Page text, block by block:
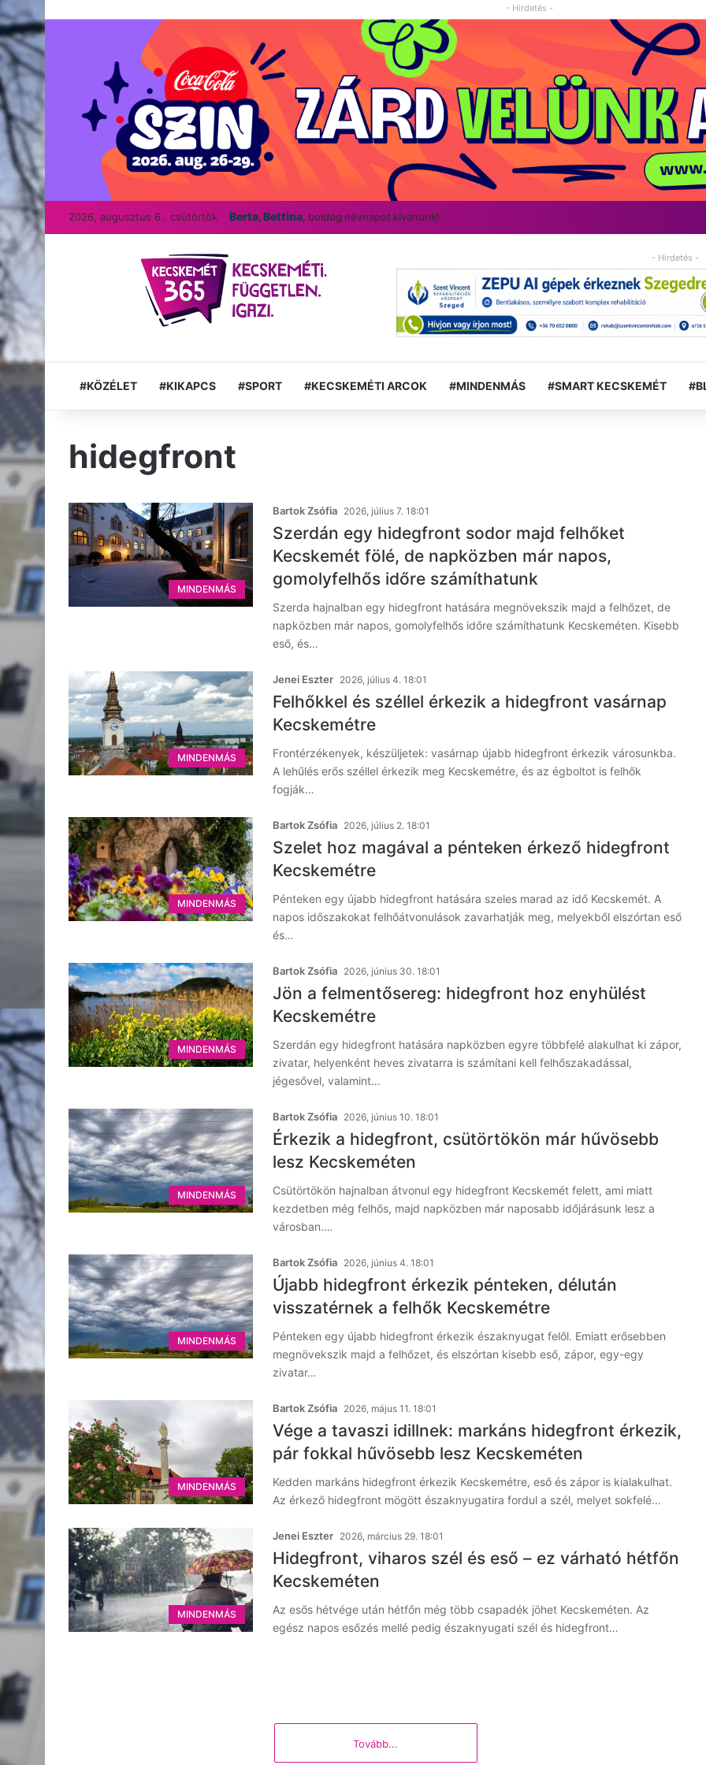
- Hirdetés -
2026, augusztus 6., csütörtök Berta, Bettina, boldog névnapot kívánunk!
- Hirdetés -
#KÖZÉLET #KIKAPCS #SPORT #KECSKEMÉTI ARCOK #MINDENMÁS #SMART KECSKEMÉT
hidegfront
MINDENMÁS
Bartok Zsófia 2026, július 7. 18:01
Szerdán egy hidegfront sodor majd felhőket
Kecskemét fölé, de napközben már napos,
gomolyfelhős időre számíthatunk
Szerda hajnalban egy hidegfront hatására megnövekszik majd a felhőzet, de
napközben már napos, gomolyfelhős időre számíthatunk Kecskeméten. Kisebb
eső, és…
MINDENMÁS
Jenei Eszter 2026, július 4. 18:01
Felhőkkel és széllel érkezik a hidegfront vasárnap
Kecskemétre
Frontérzékenyek, készüljetek: vasárnap újabb hidegfront érkezik városunkba.
A lehűlés erős széllel érkezik meg Kecskemétre, és az égboltot is felhők
fogják…
MINDENMÁS
Bartok Zsófia 2026, július 2. 18:01
Szelet hoz magával a pénteken érkező hidegfront
Kecskemétre
Pénteken egy újabb hidegfront hatására szeles marad az idő Kecskemét. A
napos időszakokat felhőátvonulások zavarhatják meg, melyekből elszórtan eső
és…
MINDENMÁS
Bartok Zsófia 2026, június 30. 18:01
Jön a felmentősereg: hidegfront hoz enyhülést
Kecskemétre
Szerdán egy hidegfront hatására napközben egyre többfelé alakulhat ki zápor,
zivatar, helyenként heves zivatarra is számítani kell felhőszakadással,
jégesővel, valamint…
MINDENMÁS
Bartok Zsófia 2026, június 10. 18:01
Érkezik a hidegfront, csütörtökön már hűvösebb
lesz Kecskeméten
Csütörtökön hajnalban átvonul egy hidegfront Kecskemét felett, ami miatt
kezdetben még felhős, majd napközben már naposabb időjárásunk lesz a
városban.…
MINDENMÁS
Bartok Zsófia 2026, június 4. 18:01
Újabb hidegfront érkezik pénteken, délután
visszatérnek a felhők Kecskemétre
Pénteken egy újabb hidegfront érkezik északnyugat felől. Emiatt erősebben
megnövekszik majd a felhőzet, és elszórtan kisebb eső, zápor, egy-egy
zivatar…
MINDENMÁS
Bartok Zsófia 2026, május 11. 18:01
Vége a tavaszi idillnek: markáns hidegfront érkezik,
pár fokkal hűvösebb lesz Kecskeméten
Kedden markáns hidegfront érkezik Kecskemétre, eső és zápor is kialakulhat.
Az érkező hidegfront mögött északnyugatira fordul a szél, melyet sokfelé…
MINDENMÁS
Jenei Eszter 2026, március 29. 18:01
Hidegfront, viharos szél és eső – ez várható hétfőn
Kecskeméten
Az esős hétvége után hétfőn még több csapadék jöhet Kecskeméten. Az
egész napos esőzés mellé pedig északnyugati szél és hidegfront…
Tovább...